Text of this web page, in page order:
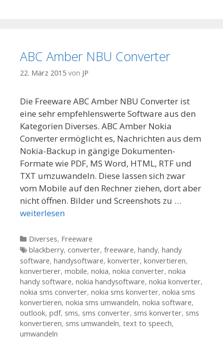
ABC Amber NBU Converter
22. März 2015 von JP
Die Freeware ABC Amber NBU Converter ist
eine sehr empfehlenswerte Software aus den
Kategorien Diverses. ABC Amber Nokia
Converter ermöglicht es, Nachrichten aus dem
Nokia-Backup in gängige Dokumenten-
Formate wie PDF, MS Word, HTML, RTF und
TXT umzuwandeln. Diese lassen sich zwar
vom Mobile auf den Rechner ziehen, dort aber
nicht öffnen. Bilder und Screenshots zu …
weiterlesen
Kategorien
Diverses, Freeware
Tags
blackberry, converter, freeware, handy, handy
software, handysoftware, konverter, konvertieren,
konvertierer, mobile, nokia, nokia converter, nokia
handy software, nokia handysoftware, nokia konverter,
nokia sms converter, nokia sms konverter, nokia sms
konvertieren, nokia sms umwandeln, nokia software,
outlook, pdf, sms, sms converter, sms konverter, sms
konvertieren, sms umwandeln, text to speech,
umwandeln